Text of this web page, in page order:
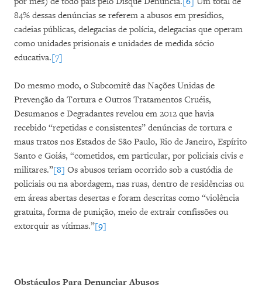
84% dessas denúncias se referem a abusos em presídios,
cadeias públicas, delegacias de polícia, delegacias que operam
como unidades prisionais e unidades de medida sócio
educativa.[7]
Do mesmo modo, o Subcomitê das Nações Unidas de
Prevenção da Tortura e Outros Tratamentos Cruéis,
Desumanos e Degradantes revelou em 2012 que havia
recebido “repetidas e consistentes” denúncias de tortura e
maus tratos nos Estados de São Paulo, Rio de Janeiro, Espírito
Santo e Goiás, “cometidos, em particular, por policiais civis e
militares.”[8] Os abusos teriam ocorrido sob a custódia de
policiais ou na abordagem, nas ruas, dentro de residências ou
em áreas abertas desertas e foram descritas como “violência
gratuita, forma de punição, meio de extrair confissões ou
extorquir as vítimas.”[9]
Obstáculos Para Denunciar Abusos